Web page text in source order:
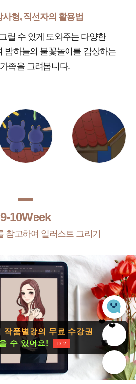
작품별강의 무료 수강권
수 있어요!
D-2
사형, 직선자의 활용법
릴 수 있게 도와주는 다양한
밤하늘의 불꽃놀이를 감상하는
족을 그려봅니다.
9-10Week
참고하여 일러스트 그리기
❤️
❤️
❤️
❤️
❤️